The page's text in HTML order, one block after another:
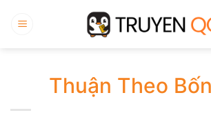
qua
Thuận Theo